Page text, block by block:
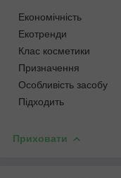
Економічність
Екотренди
Клас косметики
Призначення
Особливість засобу
Підходить
Приховати